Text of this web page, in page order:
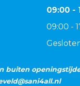
09:00 -
09:00 -
buiten